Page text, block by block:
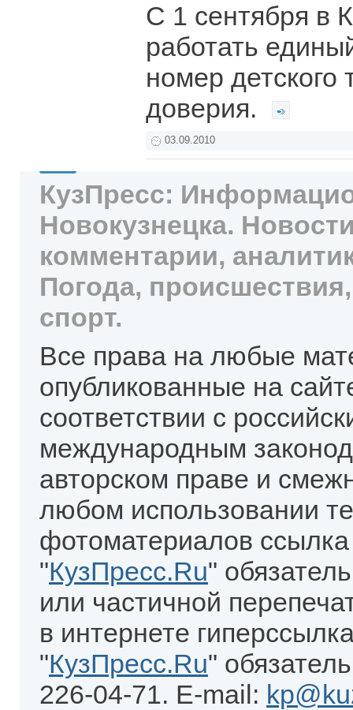
С 1 сентября в
работать
номер детского
доверия.
03.09.2010
КузПресс:
Новокузнецка.
комментарии,
Погода,
спорт.
Все права на любые
опубликованные на
соответствии с
международным
авторском праве и
любом использовании
фотоматериалов
"КузПресс.Ru"
или частичной
в интернете
"КузПресс.Ru"
226-04-71. E-mail: